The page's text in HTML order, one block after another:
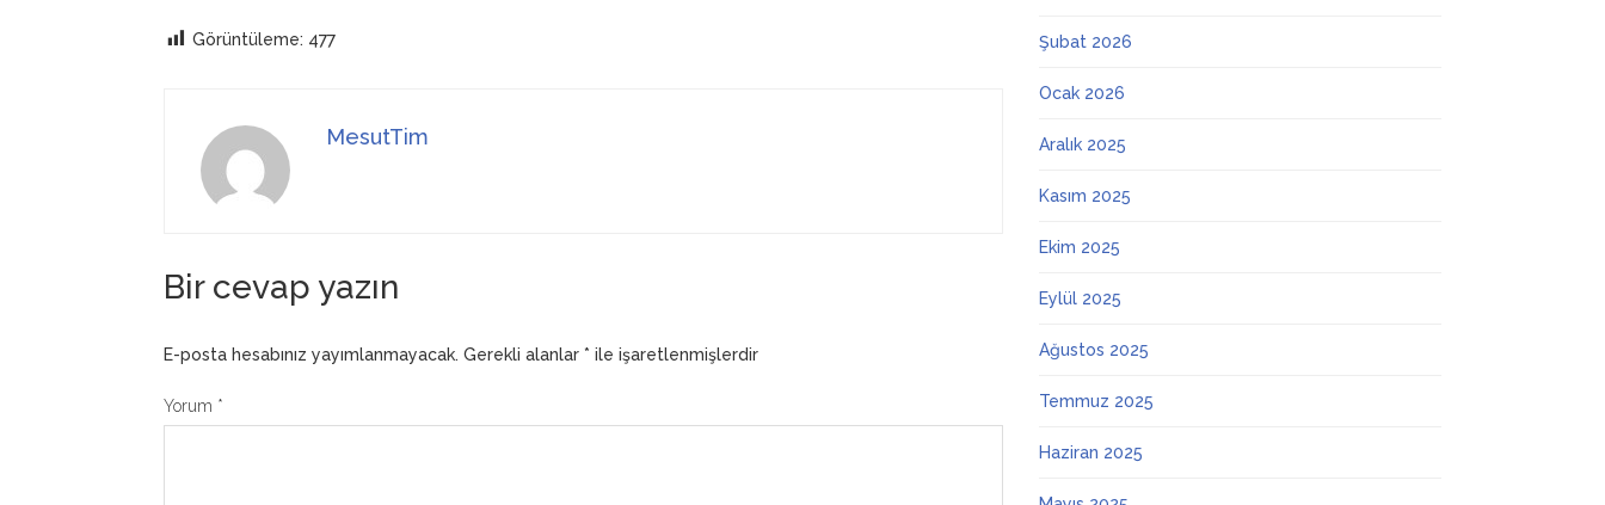
Görüntüleme: 477
MesutTim
Bir cevap yazın
E-posta hesabınız yayımlanmayacak. Gerekli alanlar * ile işaretlenmişlerdir
Yorum *
Şubat 2026
Ocak 2026
Aralık 2025
Kasım 2025
Ekim 2025
Eylül 2025
Ağustos 2025
Temmuz 2025
Haziran 2025